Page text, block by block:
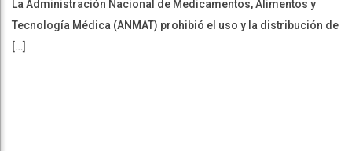
La Administración Nacional de Medicamentos, Alimentos y
Tecnología Médica (ANMAT) prohibió el uso y la distribución de
[…]